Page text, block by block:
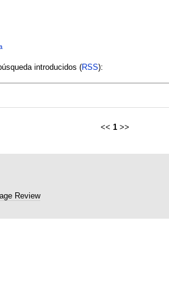
introducidos (RSS):
<< 1 >>
Review